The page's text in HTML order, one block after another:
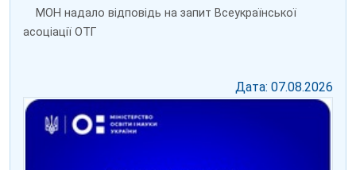
МОН надало відповідь на запит Всеукраїнської
асоціації ОТГ
Дата: 07.08.2026